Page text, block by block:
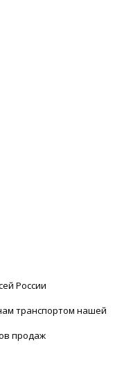
России
транспортом нашей
продаж